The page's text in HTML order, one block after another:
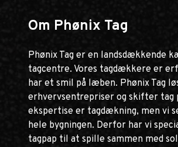
Om Phønix Tag
Phønix Tag er en landsdækkende
tagcentre. Vores tagdækkere er
har et smil på læben. Phønix Tag
erhvervsentrepriser og skifter tag
ekspertise er tagdækning, men vi
hele bygningen. Derfor har vi
tagpap til at spille sammen med